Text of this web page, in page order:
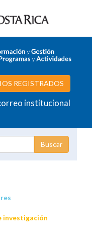
REGISTRADOS
institucional
investigación